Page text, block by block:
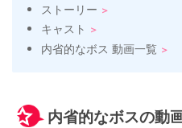
ストーリー
キャスト
内省的なボス 動画一覧
内省的なボスの動